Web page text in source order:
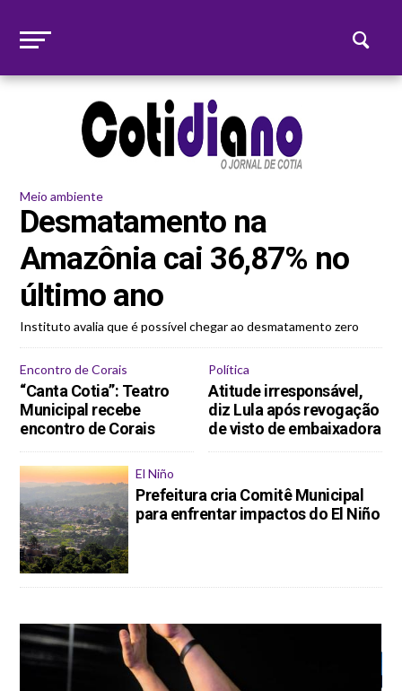
Meio ambiente
Desmatamento na
Amazônia cai 36,87% no
último ano
Instituto avalia que é possível chegar ao desmatamento zero
Encontro de Corais
“Canta Cotia”: Teatro
Municipal recebe
encontro de Corais
Política
Atitude irresponsável,
diz Lula após revogação
de visto de embaixadora
El Niño
Prefeitura cria Comitê Municipal
para enfrentar impactos do El Niño